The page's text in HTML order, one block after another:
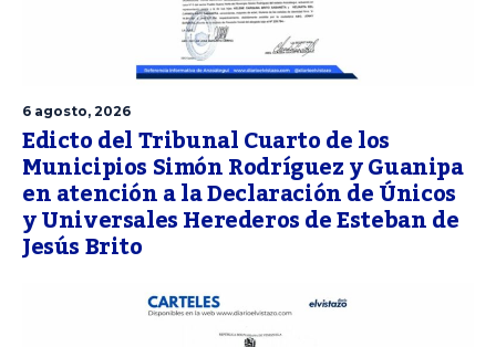
6 agosto, 2026
Edicto del Tribunal Cuarto de los
Municipios Simón Rodríguez y Guanipa
en atención a la Declaración de Únicos
y Universales Herederos de Esteban de
Jesús Brito